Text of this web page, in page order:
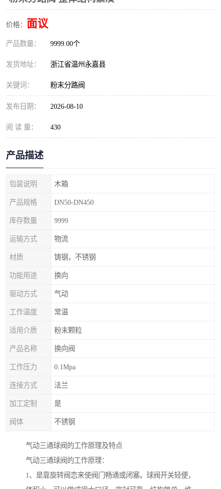
价格： 面议
产品数量： 9999.00个
发货地址： 浙江省温州永嘉县
关键词： 粉末分路阀
发布日期： 2026-08-10
阅 读 量： 430
产品描述
包装说明 木箱
产品规格 DN50-DN450
库存数量 9999
运输方式 物流
材质 铸钢，不锈钢
功能用途 换向
驱动方式 气动
工作温度 常温
适用介质 粉末颗粒
产品名称 换向阀
工作压力 0.1Mpa
连接方式 法兰
加工定制 是
阀体 不锈钢
气动三通球阀的工作原理及特点
气动三通球阀的工作原理：
1、是靠旋转阀恋来使阀门畅通或闭塞。球阀开关轻便，